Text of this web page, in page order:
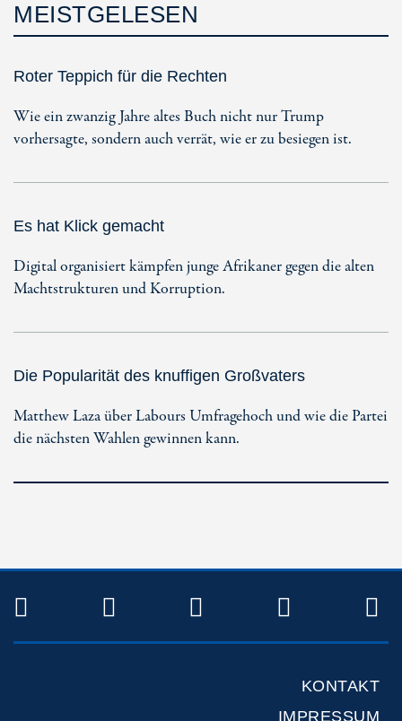
MEISTGELESEN
Roter Teppich für die Rechten
Wie ein zwanzig Jahre altes Buch nicht nur Trump
vorhersagte, sondern auch verrät, wie er zu besiegen ist.
Es hat Klick gemacht
Digital organisiert kämpfen junge Afrikaner gegen die alten
Machtstrukturen und Korruption.
Die Popularität des knuffigen Großvaters
Matthew Laza über Labours Umfragehoch und wie die Partei
die nächsten Wahlen gewinnen kann.
TWITTERFACEBOOKINSTAGRAM
KONTAKT
IMPRESSUM